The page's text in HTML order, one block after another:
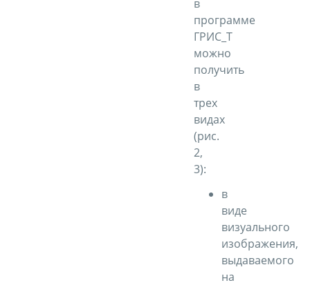
в
программе
ГРИС_Т
можно
получить
в
трех
видах
(рис.
2,
3):
в
виде
визуального
изображения,
выдаваемого
на